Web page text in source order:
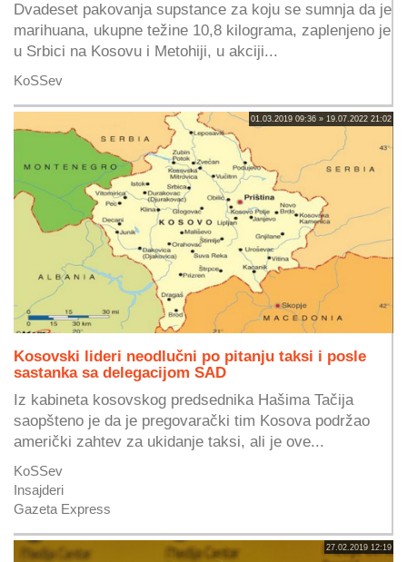
Dvadeset pakovanja supstance za koju se sumnja da je
marihuana, ukupne težine 10,8 kilograma, zaplenjeno je
u Srbici na Kosovu i Metohiji, u akciji...
KoSSev
01.03.2019 09:36 » 19.07.2022 21:02
Kosovski lideri neodlučni po pitanju taksi i posle
sastanka sa delegacijom SAD
Iz kabineta kosovskog predsednika Hašima Tačija
saopšteno je da je pregovarački tim Kosova podržao
američki zahtev za ukidanje taksi, ali je ove...
KoSSev
Insajderi
Gazeta Express
27.02.2019 12:19